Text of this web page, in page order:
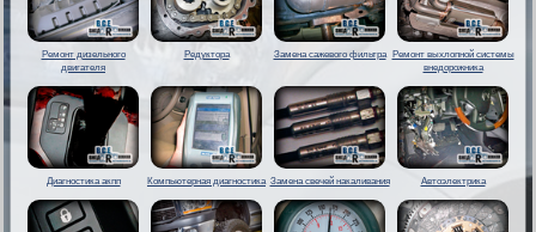
Ремонт дизельного
двигателя
Редуктора Замена сажевого фильтра
Ремонт выхлопной системы
внедорожника
Диагностика акпп Компьютерная диагностика Замена свечей накаливания Автоэлектрика